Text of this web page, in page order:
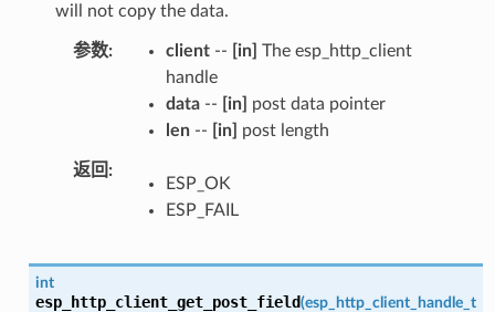
will not copy the data.
参数 client-- [in] The esp_http_client
handle
data-- [in]
post data pointer
len-- [in] post length
返回
ESP_OK
ESP_FAIL
int
esp_http_client_get_post_field(esp_http_client_handle_t